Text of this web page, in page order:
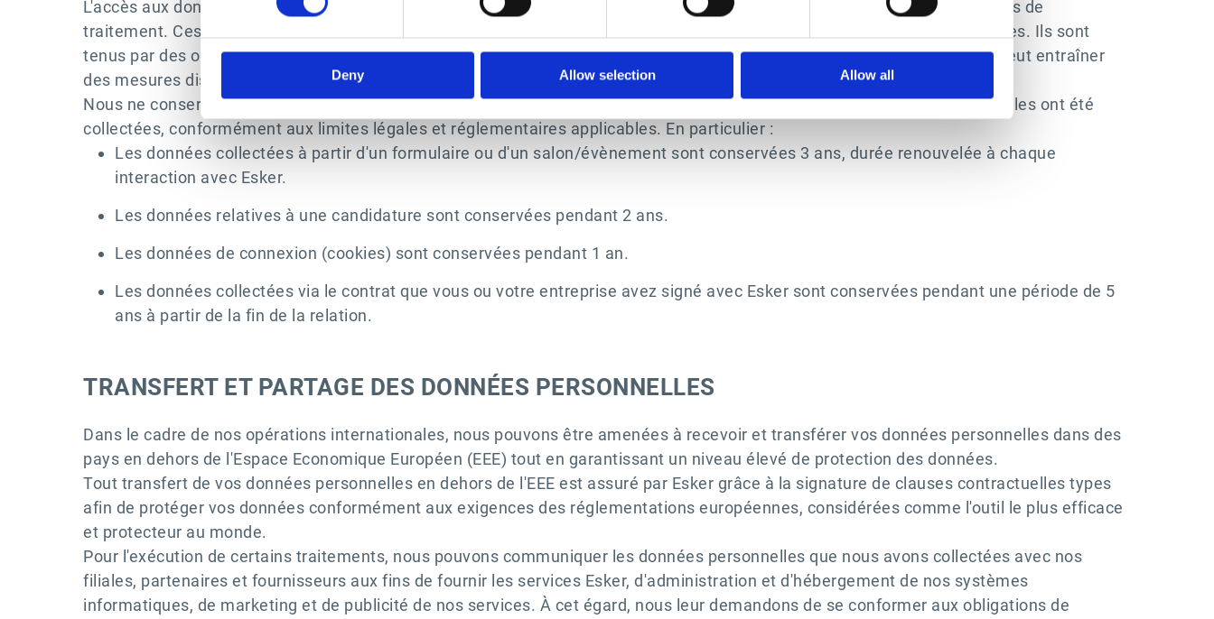
Deny Allow selection Allow all
L'accès aux données personnelles est strictement réservé aux collaborateurs d'Esker ayant besoin d’y accéder pour des fins de
traitement. Ces collaborateurs peuvent provenir de divers départements, y compris le marketing et les ressources humaines. Ils sont
tenus par des obligations de confidentialité strictes et des sessions de sensibilisation. Le non-respect de ces obligations peut entraîner
des mesures disciplinaires, pouvant aller jusqu'au licenciement.
Nous ne conservons pas les données personnelles au-delà du temps nécessaire pour remplir les finalités pour lesquelles elles ont été
collectées, conformément aux limites légales et réglementaires applicables. En particulier :
Les données collectées à partir d'un formulaire ou d'un salon/évènement sont conservées 3 ans, durée renouvelée à chaque
interaction avec Esker.
Les données relatives à une candidature sont conservées pendant 2 ans.
Les données de connexion (cookies) sont conservées pendant 1 an.
Les données collectées via le contrat que vous ou votre entreprise avez signé avec Esker sont conservées pendant une période de 5
ans à partir de la fin de la relation.
TRANSFERT ET PARTAGE DES DONNÉES PERSONNELLES
Dans le cadre de nos opérations internationales, nous pouvons être amenées à recevoir et transférer vos données personnelles dans des
pays en dehors de l'Espace Economique Européen (EEE) tout en garantissant un niveau élevé de protection des données.
Tout transfert de vos données personnelles en dehors de l'EEE est assuré par Esker grâce à la signature de clauses contractuelles types
afin de protéger vos données conformément aux exigences des réglementations européennes, considérées comme l'outil le plus efficace
et protecteur au monde.
Pour l'exécution de certains traitements, nous pouvons communiquer les données personnelles que nous avons collectées avec nos
filiales, partenaires et fournisseurs aux fins de fournir les services Esker, d'administration et d'hébergement de nos systèmes
informatiques, de marketing et de publicité de nos services. À cet égard, nous leur demandons de se conformer aux obligations de